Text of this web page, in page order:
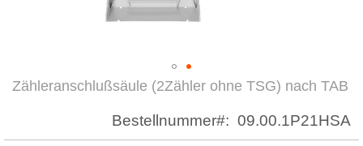
Zähleranschlußsäule (2Zähler ohne TSG) nach TAB
Bestellnummer 09.00.1P21HSA
Zum